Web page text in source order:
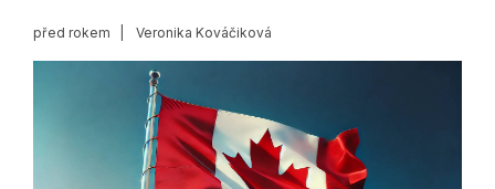
před rokem Veronika Kováčiková